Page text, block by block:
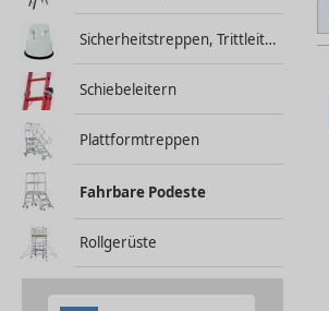
Sicherheitstreppen, Trittleitern und Arbeitspodeste
Schiebeleitern
Plattformtreppen
Fahrbare Podeste
Rollgerüste